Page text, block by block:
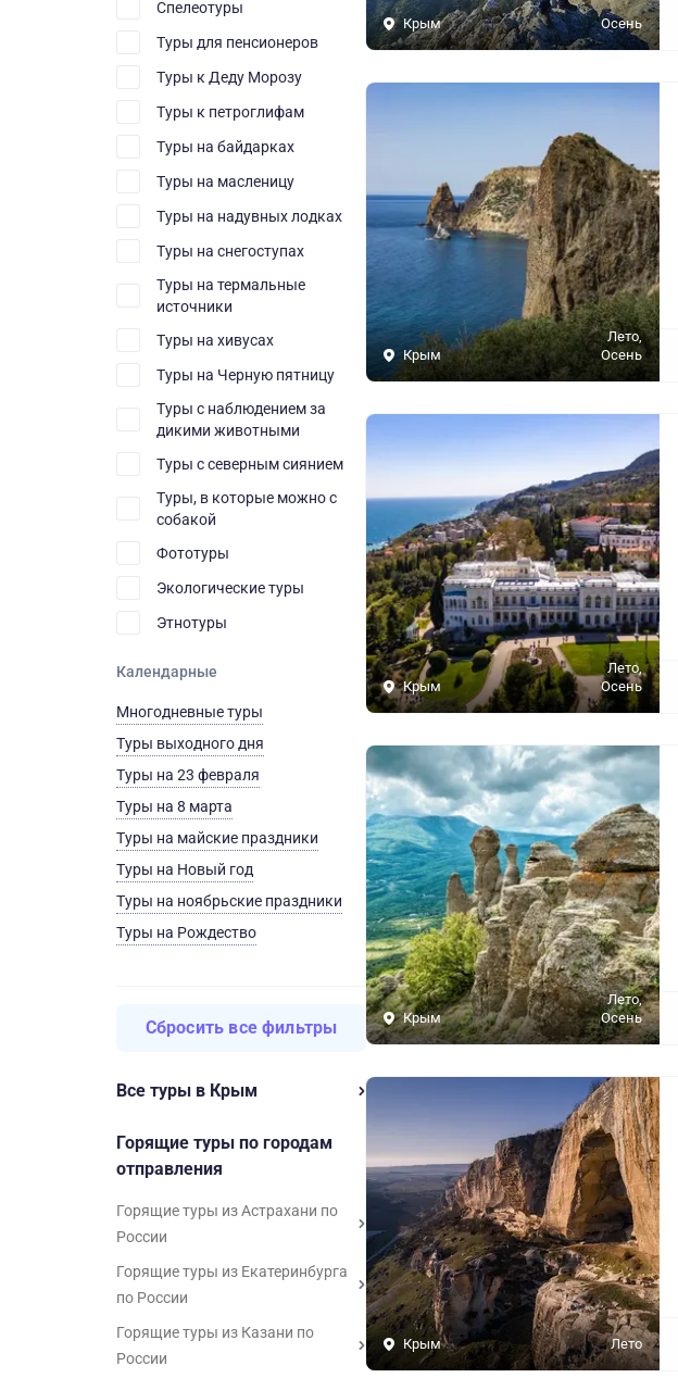
Спелеотуры
Туры для пенсионеров
Туры к Деду Морозу
Туры к петроглифам
Туры на байдарках
Туры на масленицу
Туры на надувных лодках
Туры на снегоступах
Туры на термальные
источники
Туры на хивусах
Туры на Черную пятницу
Туры с наблюдением за
дикими животными
Туры с северным сиянием
Туры, в которые можно с
собакой
Фототуры
Экологические туры
Этнотуры
Календарные
Многодневные туры
Туры выходного дня
Туры на 23 февраля
Туры на 8 марта
Туры на майские праздники
Туры на Новый год
Туры на ноябрьские праздники
Туры на Рождество
Сбросить все фильтры
Все туры в Крым
Горящие туры по городам
отправления
Горящие туры из Астрахани по
России
Горящие туры из Екатеринбурга
по России
Горящие туры из Казани по
России
Крым Осень
Крым
Лето,
Осень
Крым
Лето,
Осень
Крым
Лето,
Осень
Крым Лето